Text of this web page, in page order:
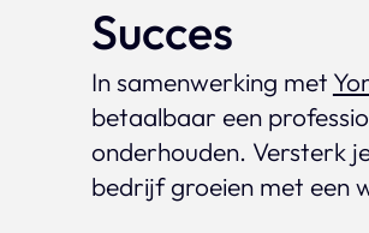
Succes
In samenwerking met
betaalbaar een
onderhouden. Versterk
bedrijf groeien met een